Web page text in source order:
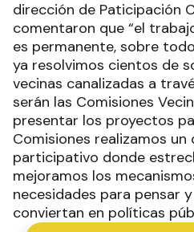
dirección de Paticipación
comentaron que “el
es permanente, sobre
ya resolvimos cientos de
vecinas canalizadas a
serán las Comisiones
presentar los proyectos
Comisiones realizamos
participativo donde
mejoramos los
necesidades para pensar
conviertan en políticas